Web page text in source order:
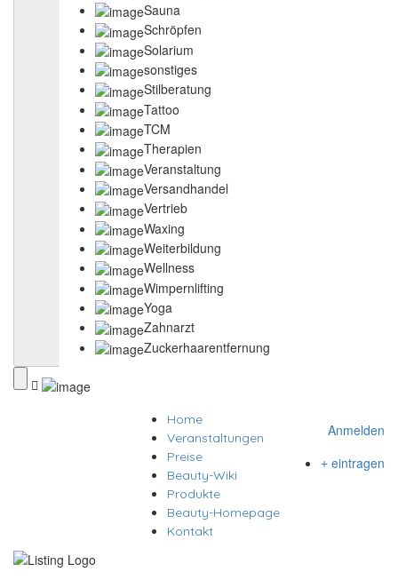
Sauna
Schröpfen
Solarium
sonstiges
Stilberatung
Tattoo
TCM
Therapien
Veranstaltung
Versandhandel
Vertrieb
Waxing
Weiterbildung
Wellness
Wimpernlifting
Yoga
Zahnarzt
Zuckerhaarentfernung
Anmelden
eintragen
Home
Veranstaltungen
Preise
Beauty-Wiki
Produkte
Beauty-Homepage
Kontakt